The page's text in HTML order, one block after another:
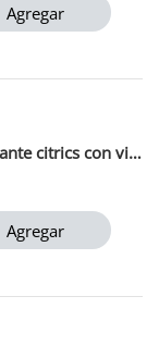
Agregar
Desinfectante citrics con vinagre ivon 1 lt
Agregar